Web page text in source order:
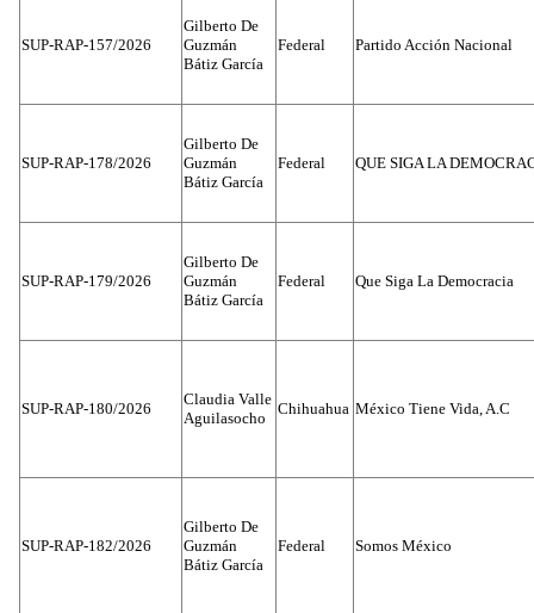
SUP-RAP-157/2026
Gilberto De
Guzmán
Bátiz García
Federal Partido Acción Nacional
SUP-RAP-178/2026
Gilberto De
Guzmán
Bátiz García
Federal QUE SIGA LA
SUP-RAP-179/2026
Gilberto De
Guzmán
Bátiz García
Federal Que Siga La Democracia
SUP-RAP-180/2026
Claudia Valle
Aguilasocho
Chihuahua México Tiene Vida, A.C
SUP-RAP-182/2026
Gilberto De
Guzmán
Bátiz García
Federal Somos México